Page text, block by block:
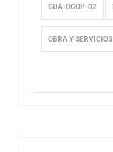
GUA-DGOP-02
OBRA Y SERVICIOS